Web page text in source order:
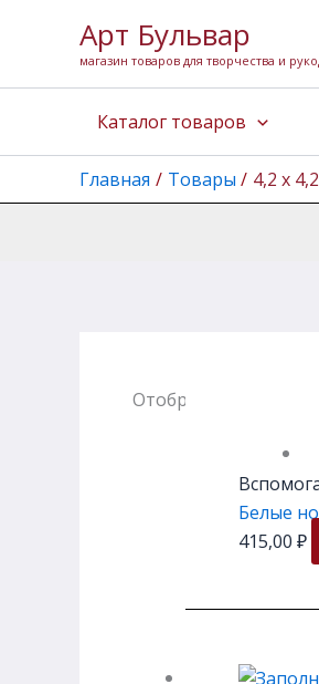
содержимому
Арт Бульвар
магазин товаров для творчества и
Каталог товаров
Главная Товары 4,2 х
Отображение 1–12 из
Белые
415,00 ₽